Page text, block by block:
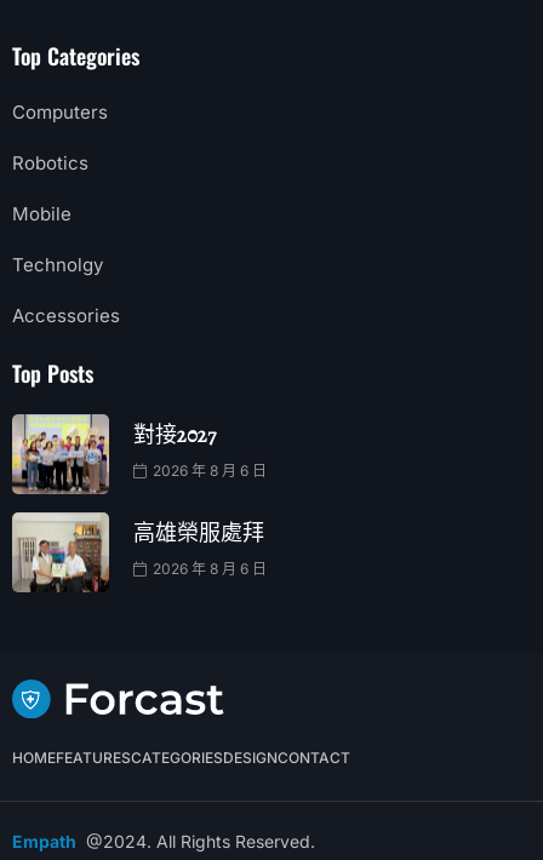
Top Categories
Computers
Robotics
Mobile
Technolgy
Accessories
Top Posts
對接2027
2026 年 8 月 6 日
高雄榮服處拜
2026 年 8 月 6 日
HOMEFEATURESCATEGORIESDESIGNCONTACT
Empath @2024. All Rights Reserved.